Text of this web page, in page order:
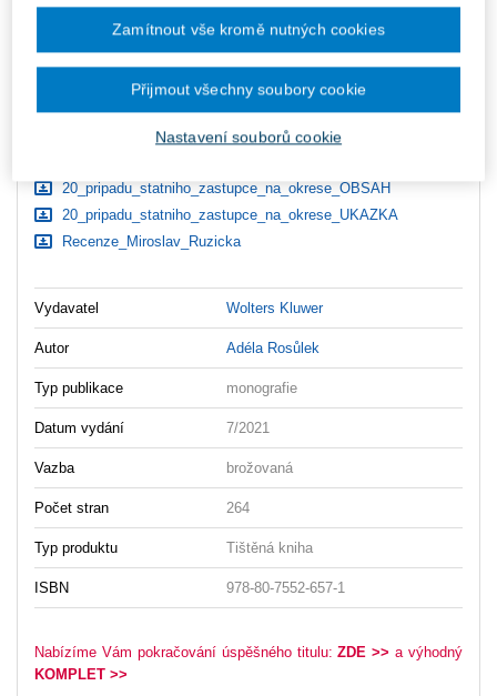
Upozorňujeme, že v období od 1.8. do 21.8. z technických
důvodů nemůžeme vystavovat daňové doklady. Budou vám
zaslány dodatečně e-mailem.
20_pripadu_statniho_zastupce_na_okrese_OBSAH
20_pripadu_statniho_zastupce_na_okrese_UKAZKA
Recenze_Miroslav_Ruzicka
Vydavatel Wolters Kluwer
Autor Adéla Rosůlek
Typ publikace monografie
Datum vydání 7/2021
Vazba brožovaná
Počet stran 264
Typ produktu Tištěná kniha
ISBN 978-80-7552-657-1
Nabízíme Vám pokračování úspěšného titulu:ZDE >> a výhodný
KOMPLET >>
Nastavení souborů cookie
Zamítnout vše kromě nutných cookies
Přijmout všechny soubory cookie